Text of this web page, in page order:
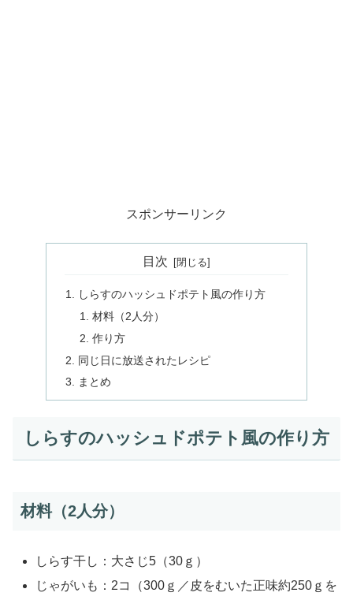
スポンサーリンク
目次
しらすのハッシュドポテト風の作り方
材料（2人分）
作り方
同じ日に放送されたレシピ
まとめ
しらすのハッシュドポテト風の作り方
材料（2人分）
しらす干し：大さじ5（30ｇ）
じゃがいも：2コ（300ｇ／皮をむいた正味約250ｇを